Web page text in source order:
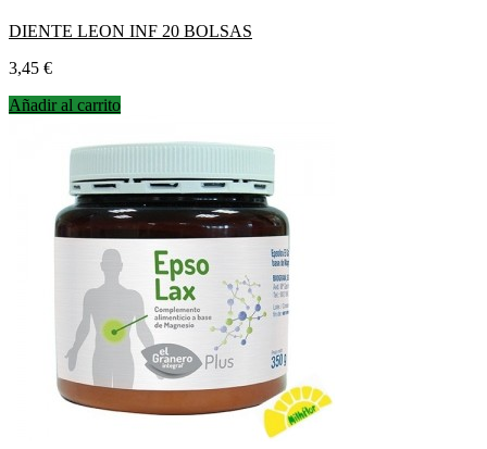
DIENTE LEON INF 20 BOLSAS
Precio
3,45 €
Añadir al carrito